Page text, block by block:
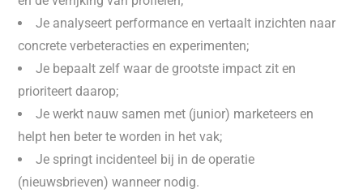
Je analyseert performance en vertaalt inzichten naar
concrete verbeteracties en experimenten;
Je bepaalt zelf waar de grootste impact zit en
prioriteert daarop;
Je werkt nauw samen met (junior) marketeers en
helpt hen beter te worden in het vak;
Je springt incidenteel bij in de operatie
(nieuwsbrieven) wanneer nodig.